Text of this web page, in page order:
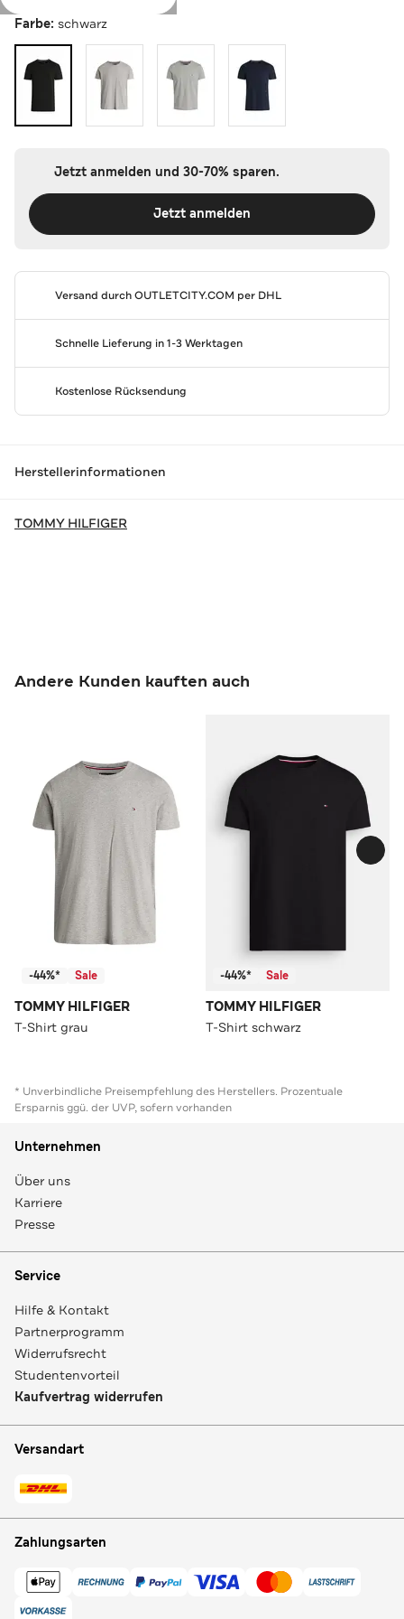
Farbe: schwarz
Jetzt anmelden und 30-70% sparen.
Jetzt anmelden
Versand durchOUTLETCITY.COM per DHL
Schnelle Lieferung in 1-3 Werktagen
Kostenlose Rücksendung
Herstellerinformationen
TOMMY HILFIGER
Andere Kunden kauften auch
-44%* Sale
TOMMY HILFIGER
T-Shirt grau
-44%* Sale
TOMMY HILFIGER
T-Shirt schwarz
* Unverbindliche Preisempfehlung des Herstellers. Prozentuale
Ersparnis ggü. der UVP, sofern vorhanden
Unternehmen
Über uns
Karriere
Presse
Service
Hilfe & Kontakt
Partnerprogramm
Widerrufsrecht
Studentenvorteil
Kaufvertrag widerrufen
Versandart
Zahlungsarten